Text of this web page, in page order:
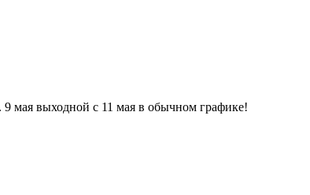
9 мая выходной с 11 мая в обычном графике!